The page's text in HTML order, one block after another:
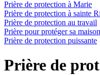
Prière de protection à Marie
Prière de protection à sainte
Prière de protection au travail
Prière pour protéger sa
Prière de protection puissante
Prière de